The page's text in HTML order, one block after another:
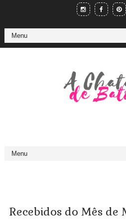
Recebidos do Mês de